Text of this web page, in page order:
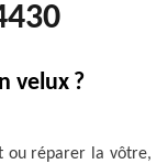
velux ?
ou réparer la vôtre,